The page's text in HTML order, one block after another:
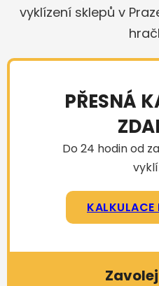
vyklízení sklepů v
PŘESNÁ
Do 24 hodin od